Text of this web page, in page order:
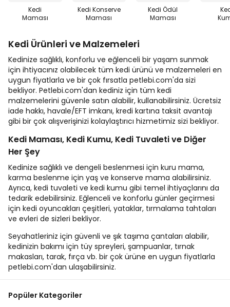
Kedi
Maması
Kedi Konserve
Maması
Kedi Ödül
Maması
Kedi Ürünleri ve Malzemeleri
Kedinize sağlıklı, konforlu ve eğlenceli bir yaşam sunmak
için ihtiyacınız olabilecek tüm kedi ürünü ve malzemeleri en
uygun fiyatlarla ve bir çok fırsatla petlebi.com'da sizi
bekliyor. Petlebi.com'dan kediniz için tüm kedi
malzemelerini güvenle satın alabilir, kullanabilirsiniz. Ücretsiz
iade hakkı, havale/EFT imkanı, kredi kartına taksit avantajı
gibi bir çok alışverişinizi kolaylaştırıcı hizmetimiz sizi bekliyor.
Kedi Maması, Kedi Kumu, Kedi Tuvaleti ve Diğer
Her Şey
Kedinize sağlıklı ve dengeli beslenmesi için kuru mama,
karma beslenme için yaş ve konserve mama alabilirsiniz.
Ayrıca, kedi tuvaleti ve kedi kumu gibi temel ihtiyaçlarını da
tedarik edebilirsiniz. Eğlenceli ve konforlu günler geçirmesi
için kedi oyuncakları çeşitleri, yataklar, tırmalama tahtaları
ve evleri de sizleri bekliyor.
Seyahatleriniz için güvenli ve şık taşıma çantaları alabilir,
kedinizin bakımı için tüy spreyleri, şampuanlar, tırnak
makasları, tarak, fırça vb. bir çok ürüne en uygun fiyatlarla
petlebi.com'dan ulaşabilirsiniz.
Popüler Kategoriler